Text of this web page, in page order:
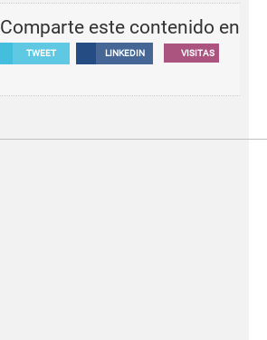
Comparte este contenido en
TWEET LINKEDIN VISITAS